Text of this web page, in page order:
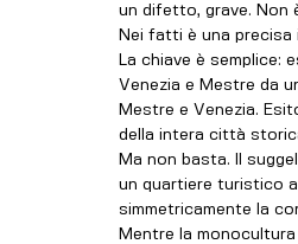
un difetto, grave. Non
Nei fatti è una precisa
La chiave è semplice:
Venezia e Mestre da
Mestre e Venezia.
della intera città
Ma non basta. Il
un quartiere turistico
simmetricamente la
Mentre la